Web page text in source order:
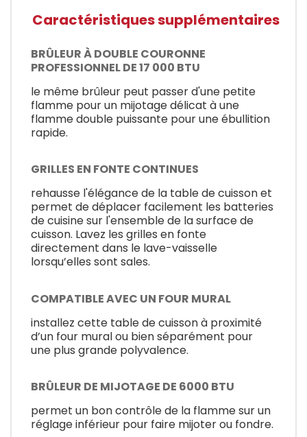
Caractéristiques supplémentaires
BRÛLEUR À DOUBLE COURONNE
PROFESSIONNEL DE 17 000 BTU
le même brûleur peut passer d'une petite
flamme pour un mijotage délicat à une
flamme double puissante pour une ébullition
rapide.
GRILLES EN FONTE CONTINUES
rehausse l'élégance de la table de cuisson et
permet de déplacer facilement les batteries
de cuisine sur l'ensemble de la surface de
cuisson. Lavez les grilles en fonte
directement dans le lave-vaisselle
lorsqu’elles sont sales.
COMPATIBLE AVEC UN FOUR MURAL
installez cette table de cuisson à proximité
d’un four mural ou bien séparément pour
une plus grande polyvalence.
BRÛLEUR DE MIJOTAGE DE 6000 BTU
permet un bon contrôle de la flamme sur un
réglage inférieur pour faire mijoter ou fondre.